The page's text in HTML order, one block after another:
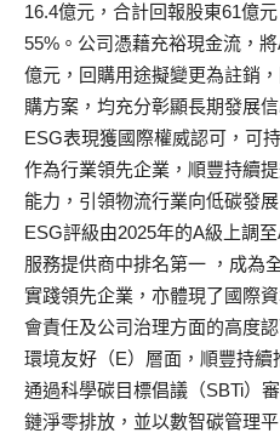
16.4億元，合計回報股東61億
55%。 公司憑藉充裕現金流，
億元， 回購用途擬變更為註銷
購方案， 均充分彰顯長期發展信
ESG表現獲國際權威認可，可
作為行業領先企業，順豐持續
能力， 引領物流行業向低碳發
ESG評級由2025年的A級上調至
服務提供商中排名第一 ，成為
實踐領先企業， 亦體現了國際
會責任及公司治理方面的高度認
環境友好（E）層面，順豐持續
通過科學碳目標倡議（SBTi）審
鏈淨零排放，並以數智碳管理平